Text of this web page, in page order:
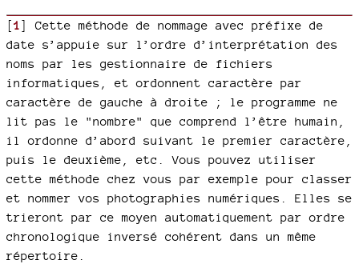
[1]Cette méthode de nommage avec préfixe de
date s’appuie sur l’ordre d’interprétation des
noms par les gestionnaire de fichiers
informatiques, et ordonnent caractère par
caractère de gauche à droite ; le programme ne
lit pas le "nombre" que comprend l’être humain,
il ordonne d’abord suivant le premier caractère,
puis le deuxième, etc. Vous pouvez utiliser
cette méthode chez vous par exemple pour classer
et nommer vos photographies numériques. Elles se
trieront par ce moyen automatiquement par ordre
chronologique inversé cohérent dans un même
répertoire.